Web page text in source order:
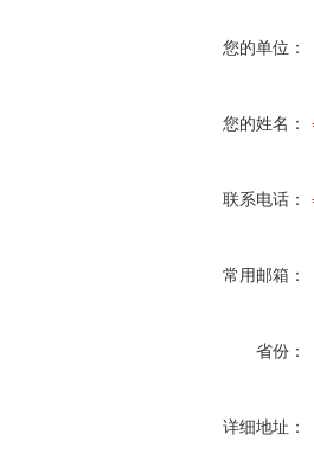
您的单位：
您的姓名：
联系电话：
常用邮箱：
省份：
详细地址：